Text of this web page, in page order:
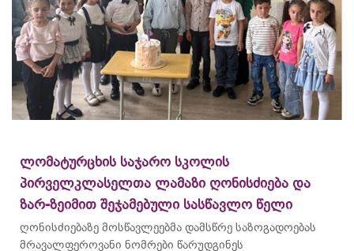
ლომატურცხის საჯარო სკოლის
პირველკლასელთა ლამაზი ღონისძიება და
ზარ-ზეიმით შეჯამებული სასწავლო წელი
ღონისძიებაზე მოსწავლეებმა დამსწრე საზოგადოებას
მრავალფეროვანი ნომრები წარუდგინეს